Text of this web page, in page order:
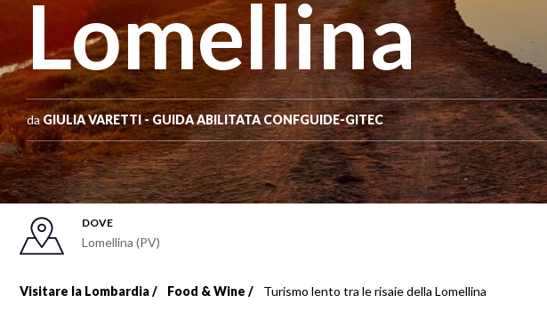
Lomellina
daGIULIA VARETTI - GUIDA ABILITATA CONFGUIDE-GITEC
DOVE
Lomellina (PV)
Visitare la Lombardia Food & Wine Turismo lento tra le risaie della Lomellina